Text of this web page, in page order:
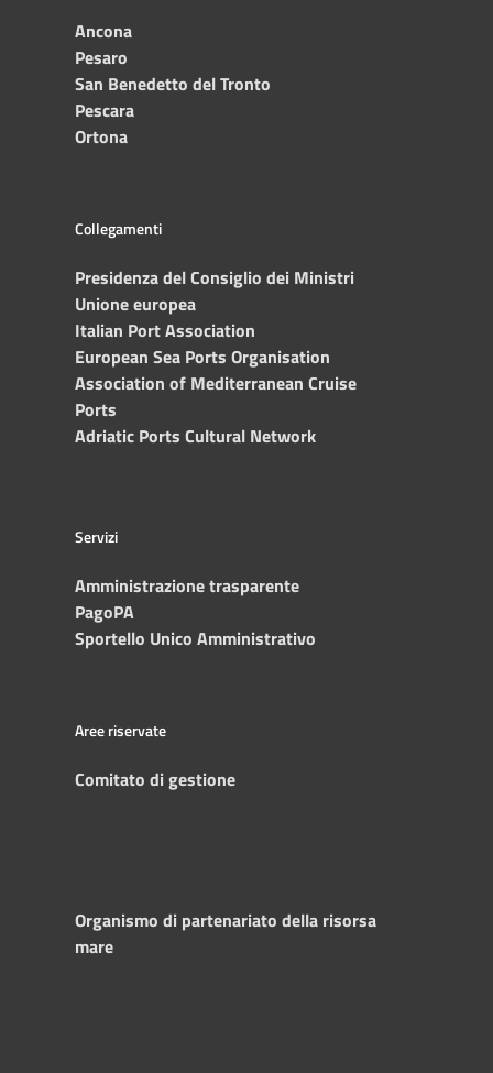
Ancona
Pesaro
San Benedetto del Tronto
Pescara
Ortona
Collegamenti
Presidenza del Consiglio dei Ministri
Unione europea
Italian Port Association
European Sea Ports Organisation
Association of Mediterranean Cruise
Ports
Adriatic Ports Cultural Network
Servizi
Amministrazione trasparente
PagoPA
Sportello Unico Amministrativo
Aree riservate
Comitato di gestione
Organismo di partenariato della risorsa
mare